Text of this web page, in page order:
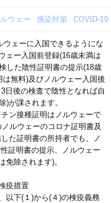
ウェー 感染対策 COVID-19
ェーに入国できるようにな
ェー入国前登録(16歳未満は
した陰性証明書の提示(18歳
無料)及びノルウェー入国後
日後の検査で陰性となれば自
)が課されます。
ン接種証明はノルウェーで
ルウェーのコロナ証明書及
た証明書の所持者でも、ノ
証明書の提示、ノルウェー
免除されます)。
疫措置
下(１)から(４)の検疫義務